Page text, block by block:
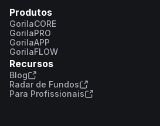
Produtos
GorilaCORE
GorilaPRO
GorilaAPP
GorilaFLOW
Recursos
Blog
Radar de Fundos
Para Profissionais